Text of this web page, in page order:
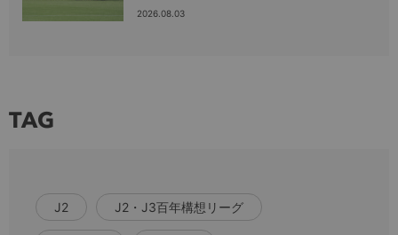
2026.08.03
TAG
J2 J2・J3百年構想リーグ